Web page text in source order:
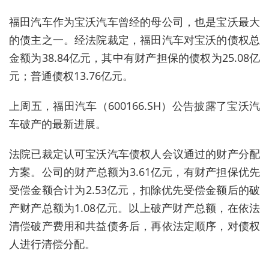
福田汽车作为宝沃汽车曾经的母公司，也是宝沃最大
的债主之一。经法院裁定，福田汽车对宝沃的债权总
金额为38.84亿元，其中有财产担保的债权为25.08亿
元；普通债权13.76亿元。
上周五，福田汽车（600166.SH）公告披露了宝沃汽
车破产的最新进展。
法院已裁定认可宝沃汽车债权人会议通过的财产分配
方案。公司的财产总额为3.61亿元，有财产担保优先
受偿金额合计为2.53亿元，扣除优先受偿金额后的破
产财产总额为1.08亿元。以上破产财产总额，在依法
清偿破产费用和共益债务后，再依法定顺序，对债权
人进行清偿分配。